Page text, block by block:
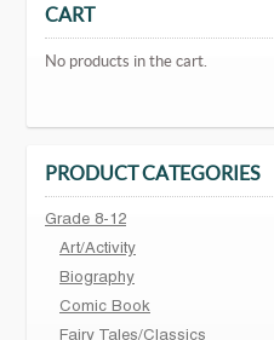
CART
No products in the cart.
PRODUCT CATEGORIES
Grade 8-12
Art/Activity
Biography
Comic Book
Fairy Tales/Classics